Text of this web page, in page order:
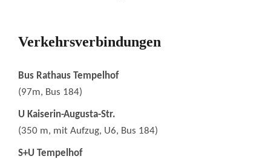
Verkehrsverbindungen
Bus Rathaus Tempelhof
(97m, Bus 184)
U Kaiserin-Augusta-Str.
(350 m, mit Aufzug, U6, Bus 184)
S+U Tempelhof